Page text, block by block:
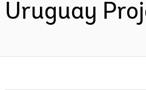
Uruguay